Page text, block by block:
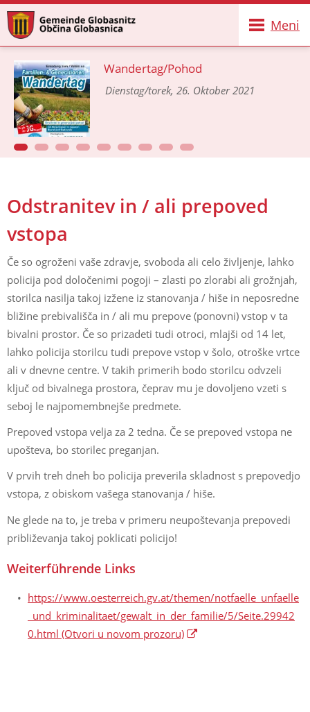
Meni
Wandertag/Pohod
Dienstag/torek, 26. Oktober 2021
Odstranitev in / ali prepoved
vstopa
Če so ogroženi vaše zdravje, svoboda ali celo življenje, lahko
policija pod določenimi pogoji – zlasti po zlorabi ali grožnjah,
storilca nasilja takoj izžene iz stanovanja / hiše in neposredne
bližine prebivališča in / ali mu prepove (ponovni) vstop v ta
bivalni prostor. Če so prizadeti tudi otroci, mlajši od 14 let,
lahko policija storilcu tudi prepove vstop v šolo, otroške vrtce
ali v dnevne centre. V takih primerih bodo storilcu odvzeli
ključ od bivalnega prostora, čeprav mu je dovoljeno vzeti s
seboj le najpomembnejše predmete.
Prepoved vstopa velja za 2 tedna. Če se prepoved vstopa ne
upošteva, bo storilec preganjan.
V prvih treh dneh bo policija preverila skladnost s prepovedjo
vstopa, z obiskom vašega stanovanja / hiše.
Ne glede na to, je treba v primeru neupoštevanja prepovedi
približevanja takoj poklicati policijo!
Weiterführende Links
https://www.oesterreich.gv.at/themen/notfaelle_unfaelle
_und_kriminalitaet/gewalt_in_der_familie/5/Seite.29942
0.html (Otvori u novom prozoru)